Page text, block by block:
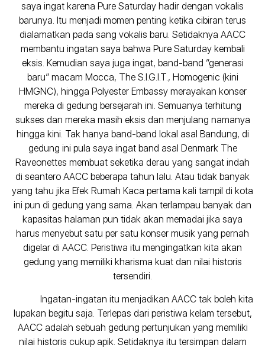
saya ingat karena Pure Saturday hadir dengan vokalis
barunya. Itu menjadi momen penting ketika cibiran terus
dialamatkan pada sang vokalis baru. Setidaknya AACC
membantu ingatan saya bahwa Pure Saturday kembali
eksis. Kemudian saya juga ingat, band-band “generasi
baru” macam Mocca, The S.I.G.I.T., Homogenic (kini
HMGNC), hingga Polyester Embassy merayakan konser
mereka di gedung bersejarah ini. Semuanya terhitung
sukses dan mereka masih eksis dan menjulang namanya
hingga kini. Tak hanya band-band lokal asal Bandung, di
gedung ini pula saya ingat band asal Denmark The
Raveonettes membuat seketika derau yang sangat indah
di seantero AACC beberapa tahun lalu. Atau tidak banyak
yang tahu jika Efek Rumah Kaca pertama kali tampil di kota
ini pun di gedung yang sama. Akan terlampau banyak dan
kapasitas halaman pun tidak akan memadai jika saya
harus menyebut satu per satu konser musik yang pernah
digelar di AACC. Peristiwa itu mengingatkan kita akan
gedung yang memiliki kharisma kuat dan nilai historis
tersendiri.
Ingatan-ingatan itu menjadikan AACC tak boleh kita
lupakan begitu saja. Terlepas dari peristiwa kelam tersebut,
AACC adalah sebuah gedung pertunjukan yang memiliki
nilai historis cukup apik. Setidaknya itu tersimpan dalam